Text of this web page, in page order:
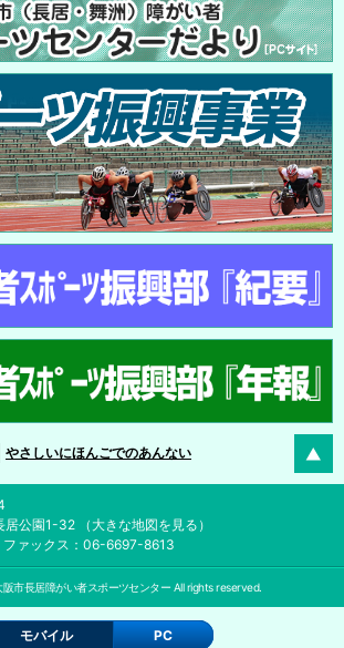
やさしいにほんごでのあんない
居公園1-32 （大きな地図を見る ）
ァックス：06-6697-8613
市長居障がい者スポーツセンター All rights reserved.
モバイル PC